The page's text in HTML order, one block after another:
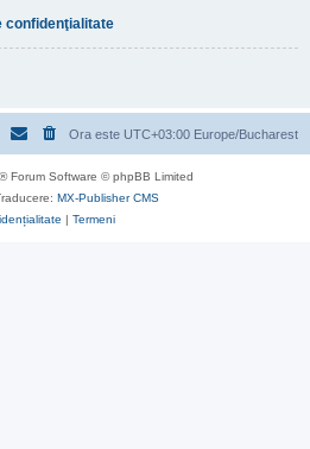
confidenţialitate
Ora este UTC+03:00 Europe/Bucharest
® Forum Software © phpBB Limited
MX-Publisher CMS
| Termeni